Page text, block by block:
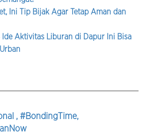
Ini Tip Bijak Agar Tetap Aman dan
Ide Aktivitas Liburan di Dapur Ini Bisa
, #BondingTime,